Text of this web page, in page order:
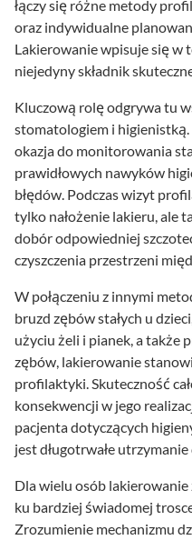
łączy się różne metody
oraz indywidualne
Lakierowanie wpisuje się w
niejedyny składnik
Kluczową rolę odgrywa tu
stomatologiem i
okazja do monitorowania
prawidłowych nawyków
błędów. Podczas wizyt
tylko nałożenie lakieru, ale
dobór odpowiedniej
czyszczenia przestrzeni
W połączeniu z innymi
bruzd zębów stałych u
użyciu żeli i pianek, a także
zębów, lakierowanie
profilaktyki. Skuteczność
konsekwencji w jego
pacjenta dotyczących
jest długotrwałe
Dla wielu osób
ku bardziej świadomej
Zrozumienie mechanizmu